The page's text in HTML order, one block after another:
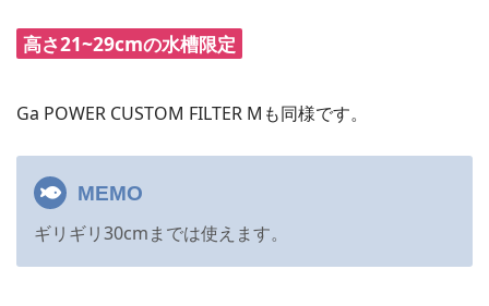
高さ21~29cmの水槽限定
Ga POWER CUSTOM FILTER Mも同様です。
MEMO
ギリギリ30cmまでは使えます。